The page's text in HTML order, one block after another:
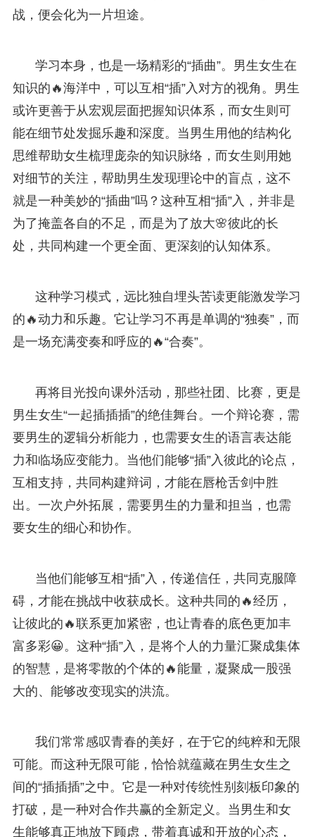
战，便会化为一片坦途。
学习本身，也是一场精彩的“插曲”。男生女生在
知识的🔥海洋中，可以互相“插”入对方的视角。男生
或许更善于从宏观层面把握知识体系，而女生则可
能在细节处发掘乐趣和深度。当男生用他的结构化
思维帮助女生梳理庞杂的知识脉络，而女生则用她
对细节的关注，帮助男生发现理论中的盲点，这不
就是一种美妙的“插曲”吗？这种互相“插”入，并非是
为了掩盖各自的不足，而是为了放大🌸彼此的长
处，共同构建一个更全面、更深刻的认知体系。
这种学习模式，远比独自埋头苦读更能激发学习
的🔥动力和乐趣。它让学习不再是单调的“独奏”，而
是一场充满变奏和呼应的🔥“合奏”。
再将目光投向课外活动，那些社团、比赛，更是
男生女生“一起插插插”的绝佳舞台。一个辩论赛，需
要男生的逻辑分析能力，也需要女生的语言表达能
力和临场应变能力。当他们能够“插”入彼此的论点，
互相支持，共同构建辩词，才能在唇枪舌剑中胜
出。一次户外拓展，需要男生的力量和担当，也需
要女生的细心和协作。
当他们能够互相“插”入，传递信任，共同克服障
碍，才能在挑战中收获成长。这种共同的🔥经历，
让彼此的🔥联系更加紧密，也让青春的底色更加丰
富多彩😀。这种“插”入，是将个人的力量汇聚成集体
的智慧，是将零散的个体的🔥能量，凝聚成一股强
大的、能够改变现实的洪流。
我们常常感叹青春的美好，在于它的纯粹和无限
可能。而这种无限可能，恰恰就蕴藏在男生女生之
间的“插插插”之中。它是一种对传统性别刻板印象的
打破，是一种对合作共赢的全新定义。当男生和女
生能够真正地放下顾虑，带着真诚和开放的心态，